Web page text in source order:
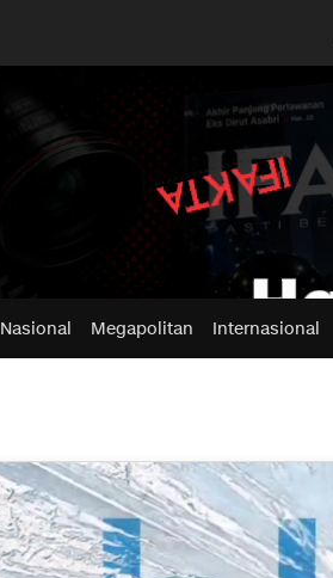
Nasional Megapolitan Internasional